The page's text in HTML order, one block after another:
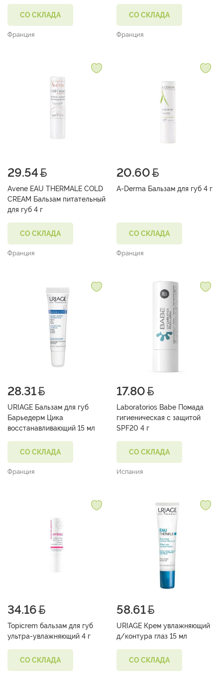
СО СКЛАДА
Франция
СО СКЛАДА
Франция
29.54
Avene EAU THERMALE COLD
CREAM Бальзам питательный
для губ 4 г
СО СКЛАДА
Франция
20.60
A-Derma Бальзам для губ 4 г
СО СКЛАДА
Франция
28.31
URIAGE Бальзам для губ
Барьедерм Цика
восстанавливающий 15 мл
СО СКЛАДА
Франция
17.80
Laboratorios Babe Помада
гигиеническая с защитой
SPF20 4 г
СО СКЛАДА
Испания
34.16
Topicrem бальзам для губ
ультра-увлажняющий 4 г
СО СКЛАДА
58.61
URIAGE Крем увлажняющий
д/контура глаз 15 мл
СО СКЛАДА